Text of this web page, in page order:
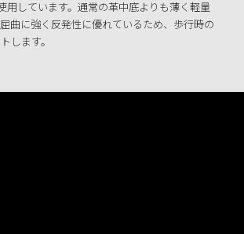
用しています。通常の革中底よりも薄く軽量
曲に強く反発性に優れているため、歩行時の
します。